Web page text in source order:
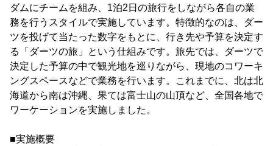
ダムにチームを組み、1泊2日の旅行をしながら各自の業
務を行うスタイルで実施しています。特徴的なのは、ダー
ツを投げて当たった数字をもとに、行き先や予算を決定す
る「ダーツの旅」という仕組みです。旅先では、ダーツで
決定した予算の中で観光地を巡りながら、現地のコワーキ
ングスペースなどで業務を行います。これまでに、北は北
海道から南は沖縄、果ては富士山の山頂など、全国各地で
ワーケーションを実施しました。
■実施概要